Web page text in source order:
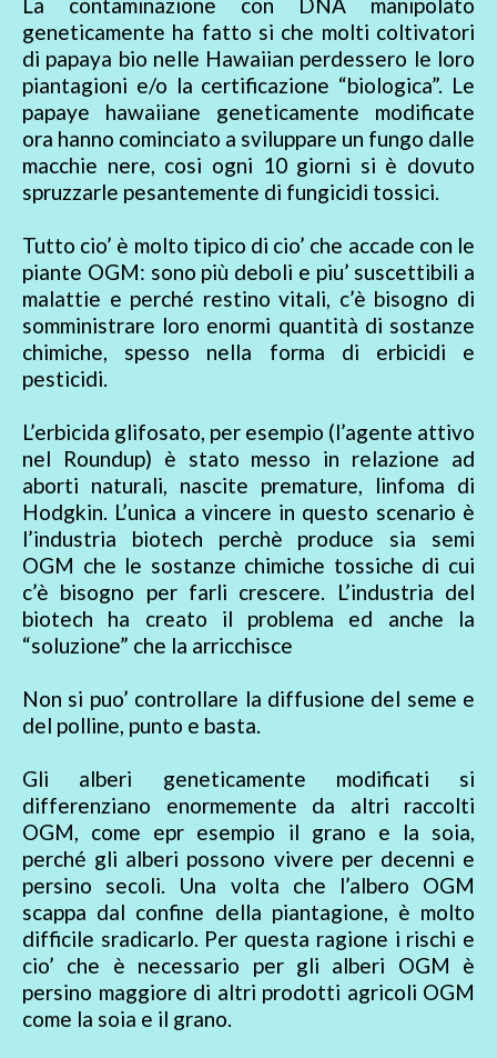
La contaminazione con DNA manipolato
geneticamente ha fatto si che molti coltivatori
di papaya bio nelle Hawaiian perdessero le loro
piantagioni e/o la certificazione “biologica”. Le
papaye hawaiiane geneticamente modificate
ora hanno cominciato a sviluppare un fungo dalle
macchie nere, cosi ogni 10 giorni si è dovuto
spruzzarle pesantemente di fungicidi tossici.
Tutto cio’ è molto tipico di cio’ che accade con le
piante OGM: sono più deboli e piu’ suscettibili a
malattie e perché restino vitali, c’è bisogno di
somministrare loro enormi quantità di sostanze
chimiche, spesso nella forma di erbicidi e
pesticidi.
L’erbicida glifosato, per esempio (l’agente attivo
nel Roundup) è stato messo in relazione ad
aborti naturali, nascite premature, linfoma di
Hodgkin. L’unica a vincere in questo scenario è
l’industria biotech perchè produce sia semi
OGM che le sostanze chimiche tossiche di cui
c’è bisogno per farli crescere. L’industria del
biotech ha creato il problema ed anche la
“soluzione” che la arricchisce
Non si puo’ controllare la diffusione del seme e
del polline, punto e basta.
Gli alberi geneticamente modificati si
differenziano enormemente da altri raccolti
OGM, come epr esempio il grano e la soia,
perché gli alberi possono vivere per decenni e
persino secoli. Una volta che l’albero OGM
scappa dal confine della piantagione, è molto
difficile sradicarlo. Per questa ragione i rischi e
cio’ che è necessario per gli alberi OGM è
persino maggiore di altri prodotti agricoli OGM
come la soia e il grano.